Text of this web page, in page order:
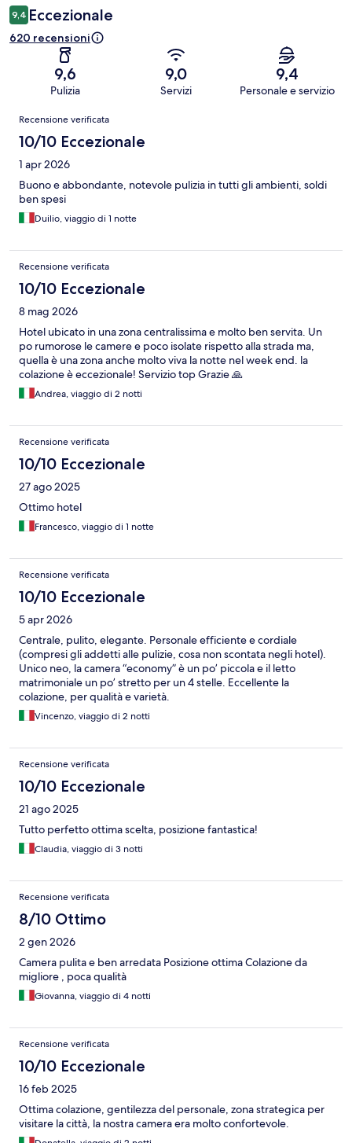
9,4 Eccezionale
620 recensioni
9,6
Pulizia
9,0
Servizi
9,4
Personale e servizio
Recensioni
Recensione verificata
10/10 Eccezionale
1 apr 2026
Buono e abbondante, notevole pulizia in tutti gli ambienti, soldi
ben spesi
Duilio, viaggio di 1 notte
Recensione verificata
10/10 Eccezionale
8 mag 2026
Hotel ubicato in una zona centralissima e molto ben servita. Un
po rumorose le camere e poco isolate rispetto alla strada ma,
quella è una zona anche molto viva la notte nel week end. la
colazione è eccezionale! Servizio top Grazie 🙏
Andrea, viaggio di 2 notti
Recensione verificata
10/10 Eccezionale
27 ago 2025
Ottimo hotel
Francesco, viaggio di 1 notte
Recensione verificata
10/10 Eccezionale
5 apr 2026
Centrale, pulito, elegante. Personale efficiente e cordiale
(compresi gli addetti alle pulizie, cosa non scontata negli hotel).
Unico neo, la camera “economy” è un po’ piccola e il letto
matrimoniale un po’ stretto per un 4 stelle. Eccellente la
colazione, per qualità e varietà.
Vincenzo, viaggio di 2 notti
Recensione verificata
10/10 Eccezionale
21 ago 2025
Tutto perfetto ottima scelta, posizione fantastica!
Claudia, viaggio di 3 notti
Recensione verificata
8/10 Ottimo
2 gen 2026
Camera pulita e ben arredata Posizione ottima Colazione da
migliore , poca qualità
Giovanna, viaggio di 4 notti
Recensione verificata
10/10 Eccezionale
16 feb 2025
Ottima colazione, gentilezza del personale, zona strategica per
visitare la città, la nostra camera era molto confortevole.